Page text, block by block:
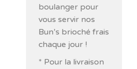
boulanger pour
vous servir nos
Bun’s brioché frais
chaque jour !
* Pour la livraison